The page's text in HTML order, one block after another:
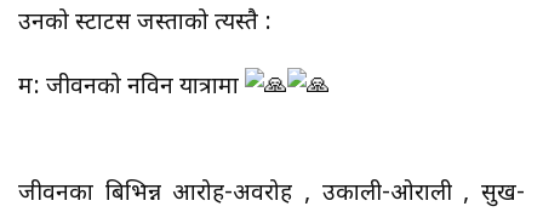
उनको स्टाटस जस्ताको त्यस्तै :
म: जीवनको नविन यात्रामा
जीवनका बिभिन्न आरोह-अवरोह , उकाली-ओराली , सुख-